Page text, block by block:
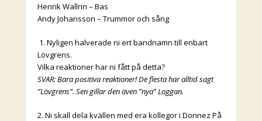
Henrik Wallrin – Bas
Andy Johansson – Trummor och sång
1. Nyligen halverade ni ert bandnamn till enbart
Lövgrens.
Vilka reaktioner har ni fått på detta?
SVAR: Bara positiva reaktioner! De flesta har alltid sagt
”Lövgrens”. Sen gillar den även ”nya” Loggan.
2. Ni skall dela kvällen med era kollegor i Donnez På